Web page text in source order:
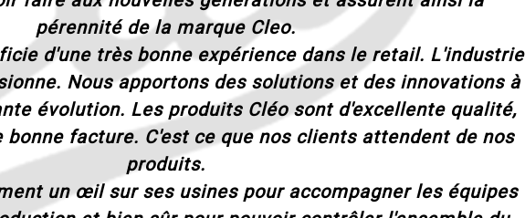
pérennité de la marque Cleo.
d'une très bonne expérience dans le retail. L'industrie
Nous apportons des solutions et des innovations à
évolution. Les produits Cléo sont d'excellente qualité,
bonne facture. C'est ce que nos clients attendent de nos
produits.
un œil sur ses usines pour accompagner les équipes